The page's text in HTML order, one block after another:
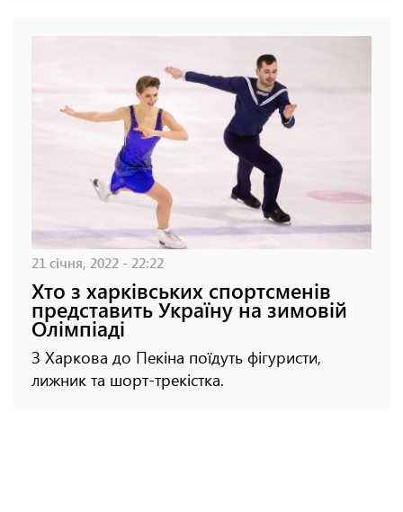
21 січня, 2022 - 22:22
Хто з харківських спортсменів
представить Україну на зимовій
Олімпіаді
З Харкова до Пекіна поїдуть фігуристи,
лижник та шорт-трекістка.